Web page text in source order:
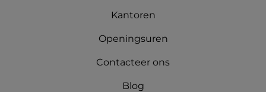
Kantoren
Openingsuren
Contacteer ons
Blog